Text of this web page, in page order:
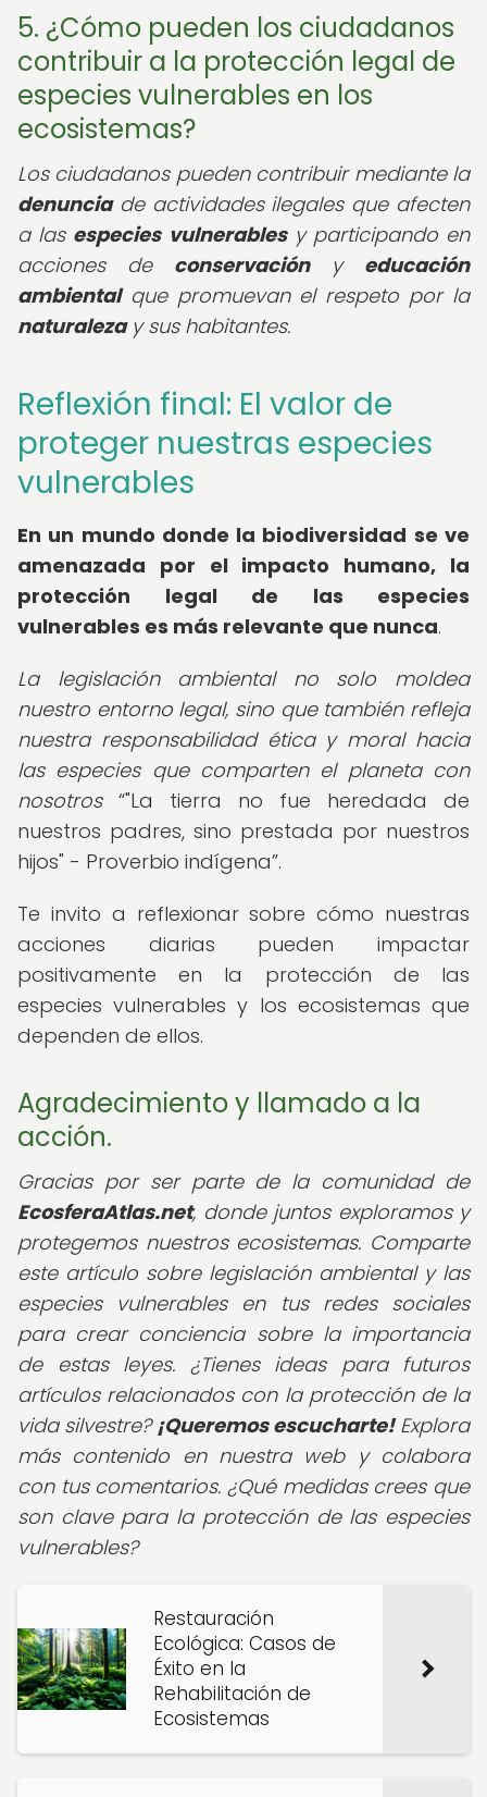
5. ¿Cómo pueden los ciudadanos
contribuir a la protección legal de
especies vulnerables en los
ecosistemas?
Los ciudadanos pueden contribuir mediante la
denunciade actividades ilegales que afecten
a las especies vulnerablesy participando en
acciones de conservacióny educación
ambientalque promuevan el respeto por la
naturalezay sus habitantes.
Reflexión final: El valor de
proteger nuestras especies
vulnerables
En un mundo donde la biodiversidad se ve
amenazada por el impacto humano, la
protección legal de las especies
vulnerables es más relevante que nunca.
La legislación ambiental no solo moldea
nuestro entorno legal, sino que también refleja
nuestra responsabilidad ética y moral hacia
las especies que comparten el planeta con
nosotros
"La tierra no fue heredada de
nuestros padres, sino prestada por nuestros
hijos" - Proverbio indígena .
Te invito a reflexionar sobre cómo nuestras
acciones diarias pueden impactar
positivamente en la protección de las
especies vulnerables y los ecosistemas que
dependen de ellos.
Agradecimiento y llamado a la
acción.
Gracias por ser parte de la comunidad de
EcosferaAtlas.net, donde juntos exploramos y
protegemos nuestros ecosistemas. Comparte
este artículo sobre legislación ambiental y las
especies vulnerables en tus redes sociales
para crear conciencia sobre la importancia
de estas leyes. ¿Tienes ideas para futuros
artículos relacionados con la protección de la
vida silvestre?¡Queremos escucharte!Explora
más contenido en nuestra web y colabora
con tus comentarios. ¿Qué medidas crees que
son clave para la protección de las especies
vulnerables?
Restauración
Ecológica: Casos de
Éxito en la
Rehabilitación de
Ecosistemas